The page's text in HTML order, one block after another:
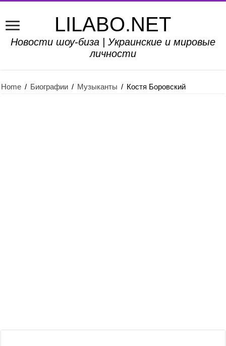
LILABO.NET
Новости шоу-биза | Украинские и мировые
личности
Home / Биографии / Музыканты / Костя Боровский